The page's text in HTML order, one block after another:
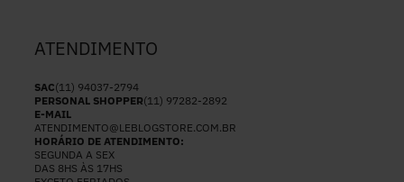
ATENDIMENTO
SAC(11) 94037-2794
PERSONAL SHOPPER(11) 97282-2892
E-MAIL
ATENDIMENTO@LEBLOGSTORE.COM.BR
HORÁRIO DE ATENDIMENTO:
SEGUNDA A SEX
DAS 8HS ÀS 17HS